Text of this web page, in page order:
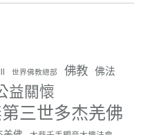
世界佛教總部 佛教 佛法
益關懷
三世多杰羌佛